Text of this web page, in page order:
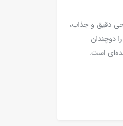
دقیق و جذاب،
دوچندان
است.